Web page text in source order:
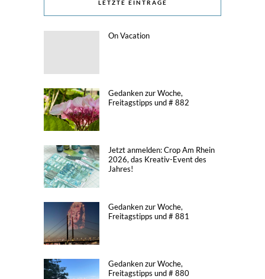
LETZTE EINTRÄGE
On Vacation
Gedanken zur Woche,
Freitagstipps und # 882
Jetzt anmelden: Crop Am Rhein
2026, das Kreativ-Event des
Jahres!
Gedanken zur Woche,
Freitagstipps und # 881
Gedanken zur Woche,
Freitagstipps und # 880